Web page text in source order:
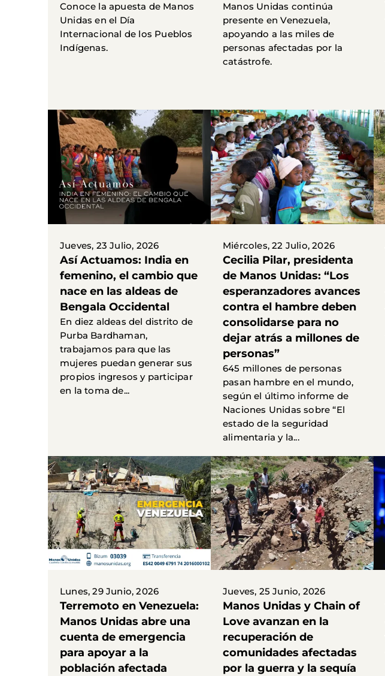
Conoce la apuesta de Manos
Unidas en el Día
Internacional de los Pueblos
Indígenas.
Manos Unidas continúa
presente en Venezuela,
apoyando a las miles de
personas afectadas por la
catástrofe.
Jueves, 23 Julio, 2026
Así Actuamos: India en
femenino, el cambio que
nace en las aldeas de
Bengala Occidental
En diez aldeas del distrito de
Purba Bardhaman,
trabajamos para que las
mujeres puedan generar sus
propios ingresos y participar
en la toma de...
Miércoles, 22 Julio, 2026
Cecilia Pilar, presidenta
de Manos Unidas: “Los
esperanzadores avances
contra el hambre deben
consolidarse para no
dejar atrás a millones de
personas”
645 millones de personas
pasan hambre en el mundo,
según el último informe de
Naciones Unidas sobre “El
estado de la seguridad
alimentaria y la...
Lunes, 29 Junio, 2026
Terremoto en Venezuela:
Manos Unidas abre una
cuenta de emergencia
para apoyar a la
población afectada
Jueves, 25 Junio, 2026
Manos Unidas y Chain of
Love avanzan en la
recuperación de
comunidades afectadas
por la guerra y la sequía